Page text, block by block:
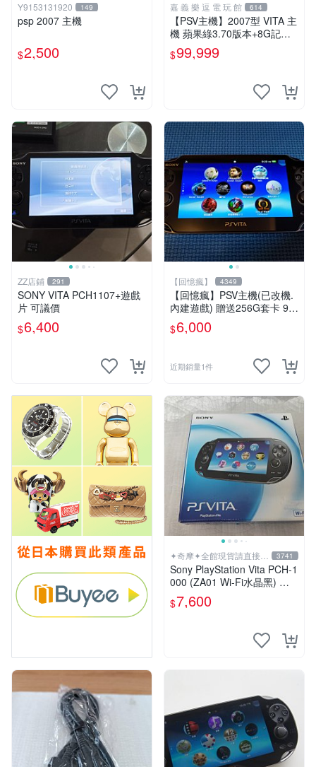
Y9153131920 149
psp 2007 主機
$2,500
嘉 義 樂 逗 電 玩 館 614
【PSV主機】2007型 VITA 主
機 蘋果綠3.70版本+8G記憶
卡+螢幕保護貼【9成新】✪中
古二手✪嘉義樂逗電玩館
$99,999
ZZ店鋪 291
SONY VITA PCH1107+遊戲
片 可議價
$6,400
【回憶瘋】 4349
【回憶瘋】PSV主機(已改機.
內建遊戲) 贈送256G套卡 9成
新 遊戲機 PSVITA
$6,000
近期銷量1件
✦奇摩✦全館現貨請直接下
標
3741
Sony PlayStation Vita PCH-1
000 (ZA01 Wi-Fi水晶黑) 掌
上遊戲機 5英吋多點觸控螢幕
$7,600